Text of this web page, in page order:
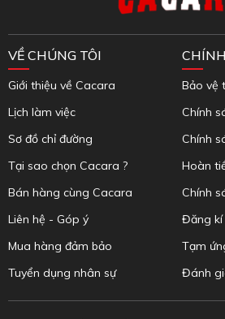
VỀ CHÚNG TÔI
Giới thiệu về Cacara
Lịch làm việc
Sơ đồ chỉ đường
Tại sao chọn Cacara ?
Bán hàng cùng Cacara
Liên hệ - Góp ý
Mua hàng đảm bảo
Tuyển dụng nhân sự
Bảo vệ
Chính
Chính
Hoàn
Chính
Đăng kí
Tạm
Đánh